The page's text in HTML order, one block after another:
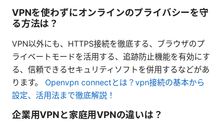
VPNを使わずにオンラインのプライバシーを守
る方法は？
VPN以外にも、HTTPS接続を徹底する、ブラウザのプ
ライベートモードを活用する、追跡防止機能を有効にす
る、信頼できるセキュリティソフトを併用するなどがあ
ります。 Openvpn connectとは？vpn接続の基本から
設定、活用法まで徹底解説！
企業用VPNと家庭用VPNの違いは？